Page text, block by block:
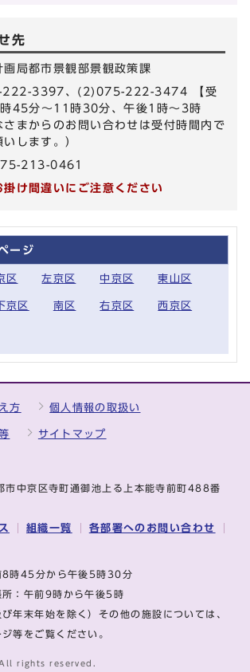
先
画局都市景観部景観政策課
3397、(2)075-222-3474 【受
45分～11時30分、午後1時～3時
さまからのお問い合わせは受付時間内で
します。）
213-0461
掛け間違いにご注意ください
ージ
区 左京区 中京区 東山区
京区 南区 右京区 西京区
方 個人情報の取扱い
サイトマップ
中京区寺町通御池上る上本能寺前町488番
組織一覧 各部署へのお問い合わせ
8時45分から午後5時30分
所：午前9時から午後5時
び年末年始を除く）その他の施設については、
等をご覧ください。
rights reserved.